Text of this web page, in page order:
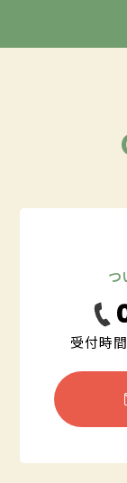
つ
受付時